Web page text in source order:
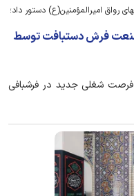
فرش دستبافت توسط
شغلی جدید در فرشبافی